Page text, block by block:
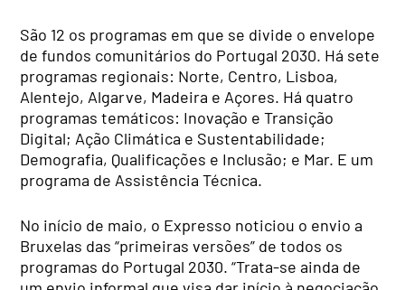
São 12 os programas em que se divide o envelope
de fundos comunitários do Portugal 2030. Há sete
programas regionais: Norte, Centro, Lisboa,
Alentejo, Algarve, Madeira e Açores. Há quatro
programas temáticos: Inovação e Transição
Digital; Ação Climática e Sustentabilidade;
Demografia, Qualificações e Inclusão; e Mar. E um
programa de Assistência Técnica.
No início de maio, o Expresso noticiou o envio a
Bruxelas das “primeiras versões” de todos os
programas do Portugal 2030. “Trata-se ainda de